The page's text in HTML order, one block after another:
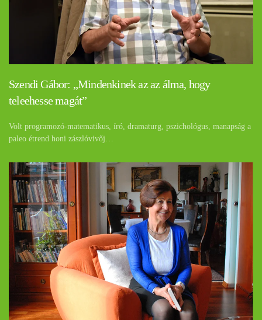
Szendi Gábor: „Mindenkinek az az álma, hogy
teleehesse magát”
Volt programozó-matematikus, író, dramaturg, pszichológus, manapság a
paleo étrend honi zászlóvivőj…